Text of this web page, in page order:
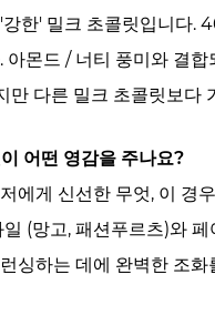
한' 밀크 초콜릿입니다.
아몬드 / 너티 풍미와 결
만 다른 밀크 초콜릿보다
어떤 영감을 주나요?
에게 신선한 무엇, 이 경
(망고, 패션푸르츠)와
싱하는 데에 완벽한 조